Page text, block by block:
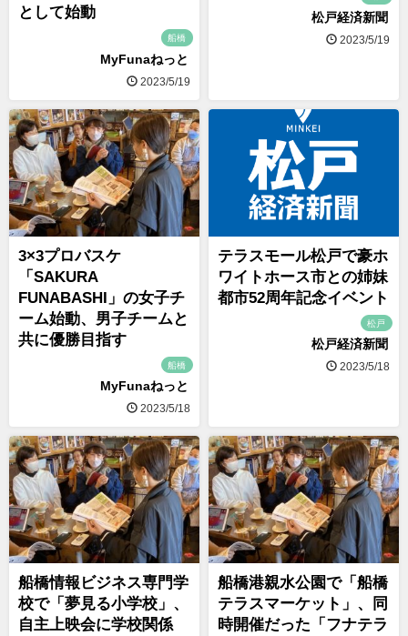
として始動
船橋
MyFunaねっと
2023/5/19
松戸経済新聞
2023/5/19
3×3プロバスケ
「SAKURA
FUNABASHI」の女子チ
ーム始動、男子チームと
共に優勝目指す
船橋
MyFunaねっと
2023/5/18
テラスモール松戸で豪ホ
ワイトホース市との姉妹
都市52周年記念イベント
松戸
松戸経済新聞
2023/5/18
船橋情報ビジネス専門学
校で「夢見る小学校」、
自主上映会に学校関係
船橋港親水公園で「船橋
テラスマーケット」、同
時開催だった「フナテラ